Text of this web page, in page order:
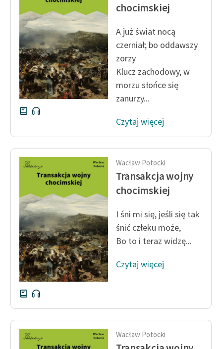
feministycznej
Ręce pełne poezji
Kolekcje edukacyjne
twórców przechodzących
do domeny publicznej,
lektur szkolnych oraz
Starego Testamentu
Odkurzamy bohaterów
Szkoła Poezji Wolnych
Lektur
O nas
O projekcie
Zespół
Zasady wykorzystania
Wolnych Lektur
Logotypy
Materiały promocyjne
Polityka prywatności
chocimskiej
A już świat nocą
czerniał; bo oddawszy
zorzy
Klucz zachodowy, w
morzu słońce się
zanurzy...
Czytaj więcej
Wacław Potocki
Transakcja wojny
chocimskiej
I śni mi się, jeśli się tak
śnić człeku może,
Bo to i teraz widzę...
Czytaj więcej
Wacław Potocki